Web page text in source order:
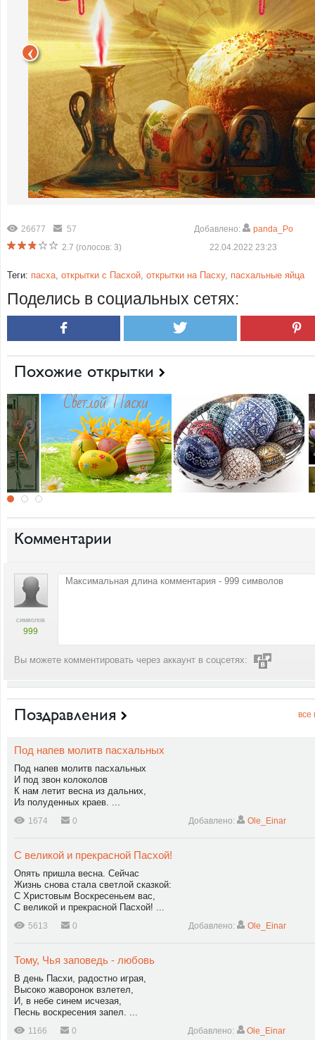
26677
57
2.7 (голосов: 3)
Добавлено:
panda_Po
22.04.2022 23:23
Теги: пасха, открытки с Пасхой, открытки на Пасху, пасхальные яйца
Поделись в социальных сетях:
Похожие открытки
Комментарии
символов
999
Вы можете комментировать через аккаунт в соцсетях:
Поздравления все
Под напев молитв пасхальных
Под напев молитв пасхальных
И под звон колоколов
К нам летит весна из дальних,
Из полуденных краев. ...
1674 0 Добавлено: Ole_Einar
С великой и прекрасной Пасхой!
Опять пришла весна. Сейчас
Жизнь снова стала светлой сказкой:
С Христовым Воскресеньем вас,
С великой и прекрасной Пасхой! ...
5613 0 Добавлено: Ole_Einar
Тому, Чья заповедь - любовь
В день Пасхи, радостно играя,
Высоко жаворонок взлетел,
И, в небе синем исчезая,
Песнь воскресения запел. ...
1166 0 Добавлено: Ole_Einar